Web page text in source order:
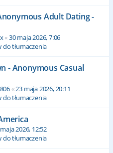
Adult Dating -
«30 maja 2026, 7:06
do tłumaczenia
- Anonymous Casual
«23 maja 2026, 20:11
do tłumaczenia
2026, 12:52
do tłumaczenia